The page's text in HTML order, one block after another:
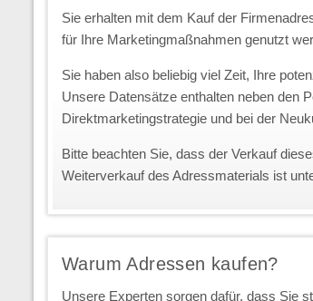
Sie erhalten mit dem Kauf der
für Ihre Marketingmaßnahmen genutzt
Sie haben also beliebig viel Zeit, Ihre
Unsere Datensätze enthalten neben den
Direktmarketingstrategie und bei der
Bitte beachten Sie, dass der Verkauf
Weiterverkauf des Adressmaterials ist
Warum Adressen kaufen?
Unsere Experten sorgen dafür, dass Sie